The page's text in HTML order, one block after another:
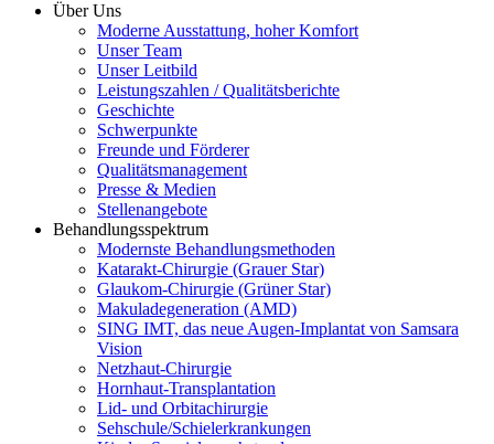
Über Uns
Moderne Ausstattung, hoher Komfort
Unser Team
Unser Leitbild
Leistungszahlen / Qualitätsberichte
Geschichte
Schwerpunkte
Freunde und Förderer
Qualitätsmanagement
Presse & Medien
Stellenangebote
Behandlungsspektrum
Modernste Behandlungsmethoden
Katarakt-Chirurgie (Grauer Star)
Glaukom-Chirurgie (Grüner Star)
Makuladegeneration (AMD)
SING IMT, das neue Augen-Implantat von Samsara
Vision
Netzhaut-Chirurgie
Hornhaut-Transplantation
Lid- und Orbitachirurgie
Sehschule/Schielerkrankungen